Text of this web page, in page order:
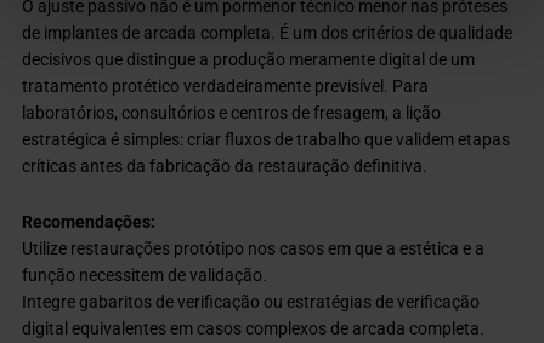
O ajuste passivo não é um pormenor técnico menor nas próteses
de implantes de arcada completa. É um dos critérios de qualidade
decisivos que distingue a produção meramente digital de um
tratamento protético verdadeiramente previsível. Para
laboratórios, consultórios e centros de fresagem, a lição
estratégica é simples: criar fluxos de trabalho que validem etapas
críticas antes da fabricação da restauração definitiva.
Recomendações:
Utilize restaurações protótipo nos casos em que a estética e a
função necessitem de validação.
Integre gabaritos de verificação ou estratégias de verificação
digital equivalentes em casos complexos de arcada completa.